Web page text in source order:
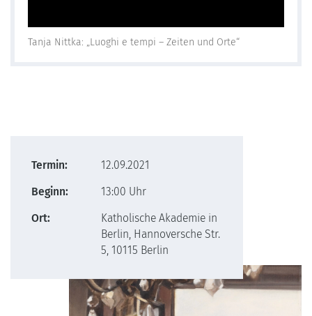
Tanja Nittka: „Luoghi e tempi – Zeiten und Orte“
Termin:
12.09.2021
Beginn:
13:00 Uhr
Ort:
Katholische Akademie in
Berlin, Hannoversche Str.
5, 10115 Berlin